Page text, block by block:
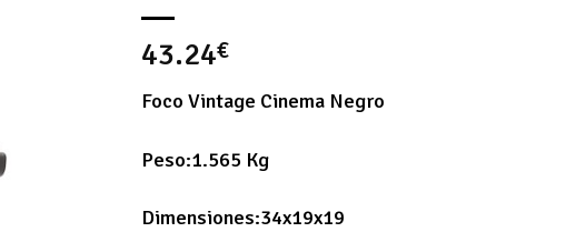
43.24€
Foco Vintage Cinema Negro
Peso:1.565 Kg
Dimensiones:34x19x19